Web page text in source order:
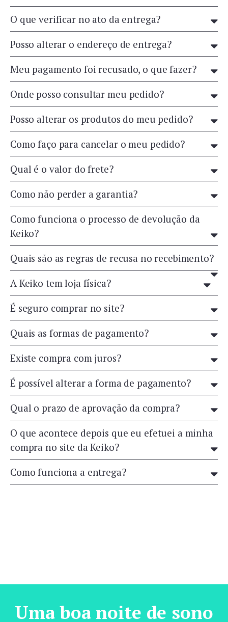
O que verificar no ato da entrega?
Posso alterar o endereço de entrega?
Meu pagamento foi recusado, o que fazer?
Onde posso consultar meu pedido?
Posso alterar os produtos do meu pedido?
Como faço para cancelar o meu pedido?
Qual é o valor do frete?
Como não perder a garantia?
Como funciona o processo de devolução da
Keiko?
Quais são as regras de recusa no recebimento?
A Keiko tem loja física?
É seguro comprar no site?
Quais as formas de pagamento?
Existe compra com juros?
É possível alterar a forma de pagamento?
Qual o prazo de aprovação da compra?
O que acontece depois que eu efetuei a minha
compra no site da Keiko?
Como funciona a entrega?
Uma boa noite de sono